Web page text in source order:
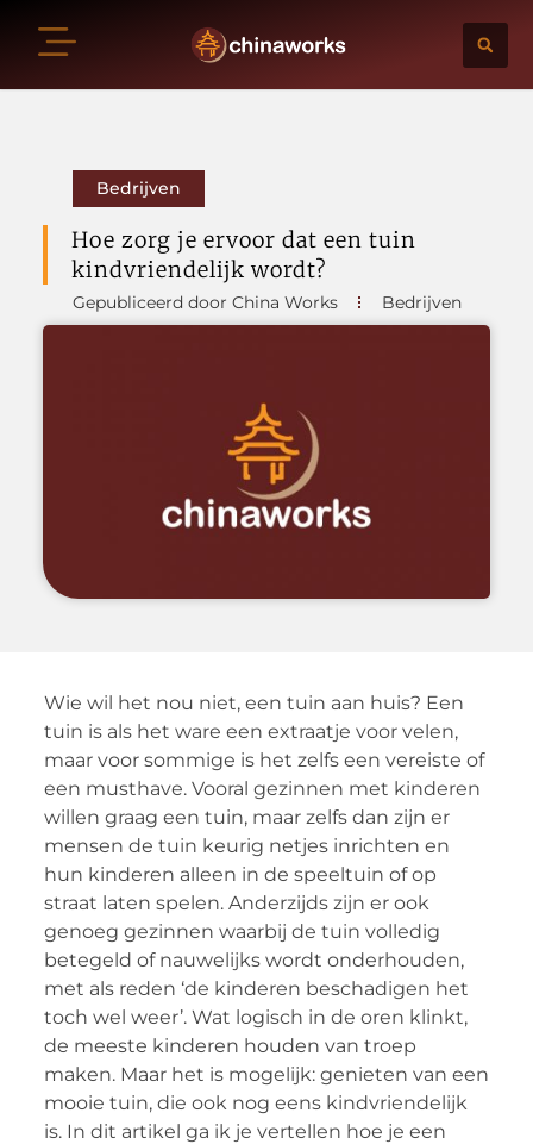
Bedrijven
Hoe zorg je ervoor dat een tuin
kindvriendelijk wordt?
Gepubliceerd door China Works Bedrijven
Wie wil het nou niet, een tuin aan huis? Een
tuin is als het ware een extraatje voor velen,
maar voor sommige is het zelfs een vereiste of
een musthave. Vooral gezinnen met kinderen
willen graag een tuin, maar zelfs dan zijn er
mensen de tuin keurig netjes inrichten en
hun kinderen alleen in de speeltuin of op
straat laten spelen. Anderzijds zijn er ook
genoeg gezinnen waarbij de tuin volledig
betegeld of nauwelijks wordt onderhouden,
met als reden ‘de kinderen beschadigen het
toch wel weer’. Wat logisch in de oren klinkt,
de meeste kinderen houden van troep
maken. Maar het is mogelijk: genieten van een
mooie tuin, die ook nog eens kindvriendelijk
is. In dit artikel ga ik je vertellen hoe je een